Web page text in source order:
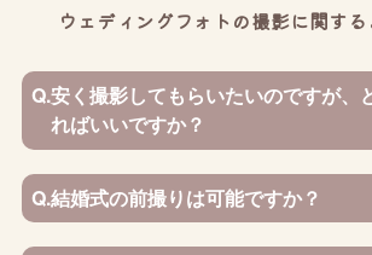
ウェディングフォトの撮影に関す
Q.安く撮影してもらいたいのですが、
ればいいですか？
Q.結婚式の前撮りは可能ですか？